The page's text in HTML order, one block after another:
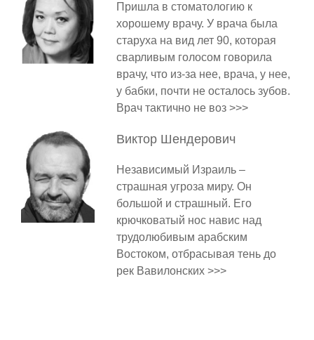
Пришла в стоматологию к
хорошему врачу. У врача была
старуха на вид лет 90, которая
сварливым голосом говорила
врачу, что из-за нее, врача, у нее,
у бабки, почти не осталось зубов.
Врач тактично не воз >>>
Виктор Шендерович
Независимый Израиль –
страшная угроза миру. Он
большой и страшный. Его
крючковатый нос навис над
трудолюбивым арабским
Востоком, отбрасывая тень до
рек Вавилонских >>>